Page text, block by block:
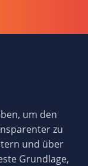
um den
zu
und über
Grundlage,